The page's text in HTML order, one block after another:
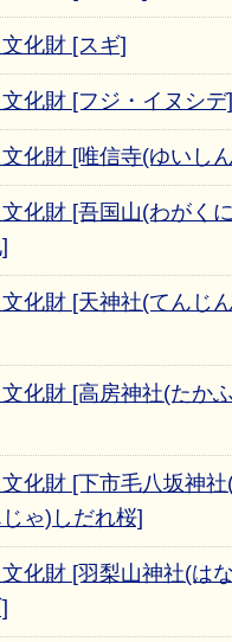
化財 [スギ]
化財 [フジ・イヌシデ]
化財 [唯信寺(ゆいし
化財 [吾国山(わがく
化財 [天神社(てんじ
化財 [高房神社(たか
化財 [下市毛八坂神
ゃ)しだれ桜]
化財 [羽梨山神社(は